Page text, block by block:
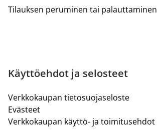
Tilauksen peruminen tai palauttaminen
Käyttöehdot ja selosteet
Verkkokaupan tietosuojaseloste
Evästeet
Verkkokaupan käyttö- ja toimitusehdot